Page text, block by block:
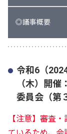
◎議事概要
令和6（
（木）開
委員会（第
【注意】審査